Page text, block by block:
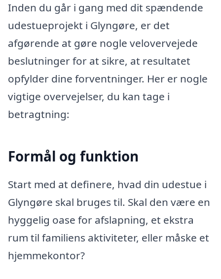
Inden du går i gang med dit spændende
udestueprojekt i Glyngøre, er det
afgørende at gøre nogle velovervejede
beslutninger for at sikre, at resultatet
opfylder dine forventninger. Her er nogle
vigtige overvejelser, du kan tage i
betragtning:
Formål og funktion
Start med at definere, hvad din udestue i
Glyngøre skal bruges til. Skal den være en
hyggelig oase for afslapning, et ekstra
rum til familiens aktiviteter, eller måske et
hjemmekontor?